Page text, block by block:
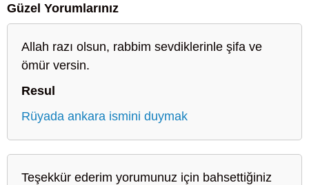
Güzel Yorumlarınız
Allah razı olsun, rabbim sevdiklerinle şifa ve
ömür versin.
Resul
Rüyada ankara ismini duymak
Teşekkür ederim yorumunuz için bahsettiğiniz